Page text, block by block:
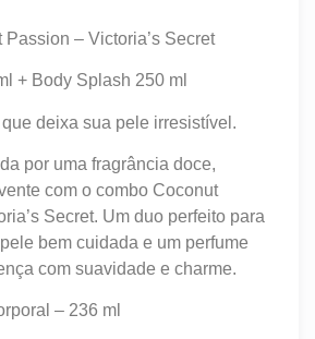
– Victoria’s Secret
+ Body Splash 250 ml
deixa sua pele irresistível.
por uma fragrância doce,
com o combo Coconut
Secret. Um duo perfeito para
bem cuidada e um perfume
com suavidade e charme.
– 236 ml